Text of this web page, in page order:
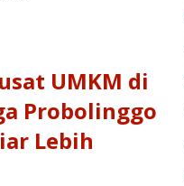
UMKM di
Probolinggo
Lebih